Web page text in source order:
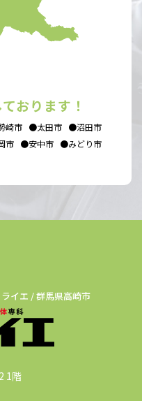
おります！
崎市 ●太田市 ●沼田市
市 ●安中市 ●みどり市
イエ / 群馬県高崎市
1階